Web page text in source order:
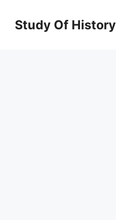
contentStudy Of History